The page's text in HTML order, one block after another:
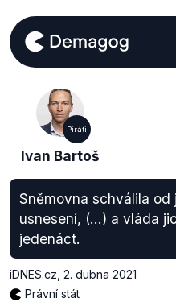
Piráti
Ivan Bartoš
Sněmovna schválila
usnesení, (...) a vláda
jedenáct.
iDNES.cz 2. dubna 2021
Právní stát